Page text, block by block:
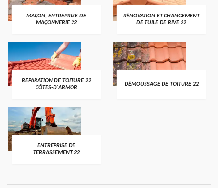
MAÇON, ENTREPRISE DE
MAÇONNERIE 22
RÉNOVATION ET CHANGEMENT
DE TUILE DE RIVE 22
RÉPARATION DE TOITURE 22
CÔTES-D'ARMOR
DÉMOUSSAGE DE TOITURE 22
ENTREPRISE DE
TERRASSEMENT 22